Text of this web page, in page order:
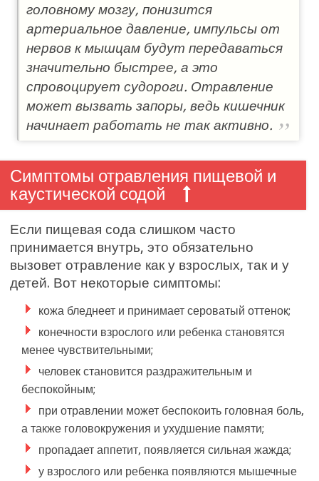
головному мозгу, понизится
артериальное давление, импульсы от
нервов к мышцам будут передаваться
значительно быстрее, а это
спровоцирует судороги. Отравление
может вызвать запоры, ведь кишечник
начинает работать не так активно.
Симптомы отравления пищевой и
каустической содой
Если пищевая сода слишком часто
принимается внутрь, это обязательно
вызовет отравление как у взрослых, так и у
детей. Вот некоторые симптомы:
кожа бледнеет и принимает сероватый оттенок;
конечности взрослого или ребенка становятся
менее чувствительными;
человек становится раздражительным и
беспокойным;
при отравлении может беспокоить головная боль,
а также головокружения и ухудшение памяти;
пропадает аппетит, появляется сильная жажда;
у взрослого или ребенка появляются мышечные